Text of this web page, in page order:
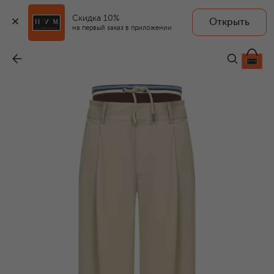
Скидка 10%
на первый заказ в приложении
Открыть
67 050 ₽